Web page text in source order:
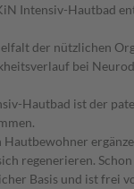
Intensiv-Hautbad
der nützlichen
bei
Hautbad ist der
regenerieren.
Basis und ist frei